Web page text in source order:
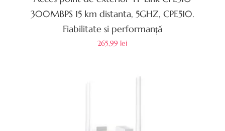
300MBPS 15 km distanta, 5GHZ, CPE510.
Fiabilitate si performanță
265.99 lei